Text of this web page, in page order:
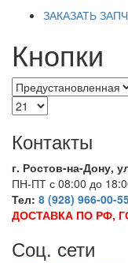
ЗАКАЗАТЬ
Кнопки
Контакты
г. Ростов-на-Дону,
ПН-ПТ с 08:00 до
Тел: 8 (928) 966-00-
ДОСТАВКА ПО РФ,
Соц. сети